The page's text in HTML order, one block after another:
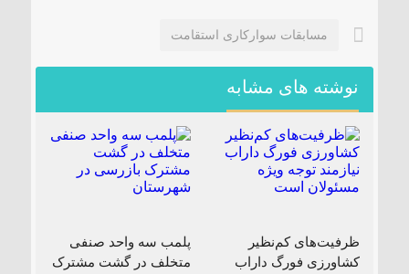
مسابقات سوارکاری استقامت
نوشته های مشابه
ظرفیت‌های کم‌نظیر
کشاورزی فورگ داراب
پلمب سه واحد صنفی
متخلف در گشت مشترک